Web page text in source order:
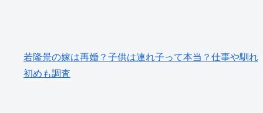
若隆景の嫁は再婚？子供は連れ子って本当？仕事や馴れ
初めも調査